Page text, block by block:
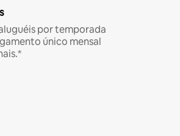
por temporada
único mensal